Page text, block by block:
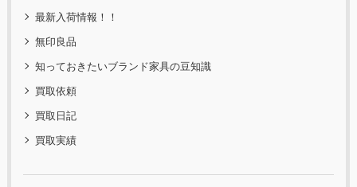
最新入荷情報！！
無印良品
知っておきたいブランド家具の豆知識
買取依頼
買取日記
買取実績